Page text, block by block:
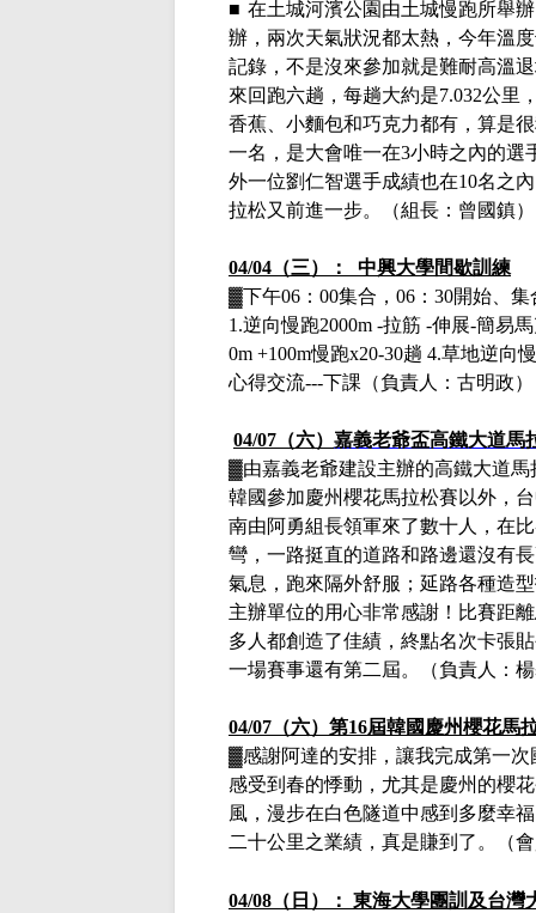
■ 在土城河濱公園由土城慢跑所舉
辦，兩次天氣狀況都太熱，今年溫
記錄，不是沒來參加就是難耐高溫
來回跑六趟，每趟大約是7.032公里
香蕉、小麵包和巧克力都有，算是
一名，是大會唯一在3小時之內的選
外一位劉仁智選手成績也在10名之
拉松又前進一步。（組長：曾國鎮）
04/04（三）： 中興大學間歇訓練
▓下午06：00集合，06：30開始、
1.逆向慢跑2000m -拉筋 -伸展-簡易
0m +100m慢跑x20-30趟 4.草地逆向
心得交流---下課（負責人：古明政）
04/07（六） 嘉義老爺盃高鐵大道馬
▓由嘉義老爺建設主辦的高鐵大道
韓國參加慶州櫻花馬拉松賽以外，
南由阿勇組長領軍來了數十人，在
彎，一路挺直的道路和路邊還沒有
氣息，跑來隔外舒服；延路各種造
主辦單位的用心非常感謝！比賽距
多人都創造了佳績，終點名次卡張
一場賽事還有第二屆。
（負責人：
04/07（六） 第16屆韓國慶州櫻花馬
▓感謝阿達的安排，讓我完成第一
感受到春的悸動，尤其是慶州的櫻
風，漫步在白色隧道中感到多麼幸
二十公里之業績，真是賺到了。（
04/08 （日）： 東海大學團訓及台灣